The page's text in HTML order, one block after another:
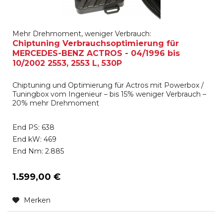
Mehr Drehmoment, weniger Verbrauch:
Chiptuning Verbrauchsoptimierung für
MERCEDES-BENZ ACTROS - 04/1996 bis
10/2002 2553, 2553 L, 530P
Chiptuning und Optimierung für Actros mit Powerbox /
Tuningbox vom Ingenieur – bis 15% weniger Verbrauch –
20% mehr Drehmoment
End PS: 638
End kW: 469
End Nm: 2.885
1.599,00 €
Merken